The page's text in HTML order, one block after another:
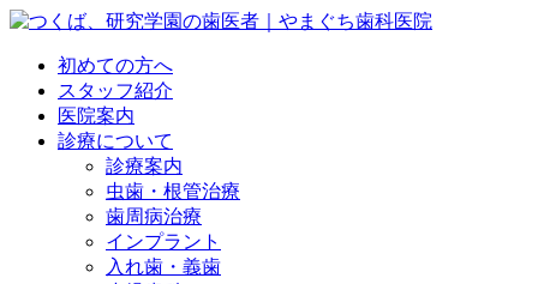
初めての方へ
スタッフ紹介
医院案内
診療について
診療案内
虫歯・根管治療
歯周病治療
インプラント
入れ歯・義歯